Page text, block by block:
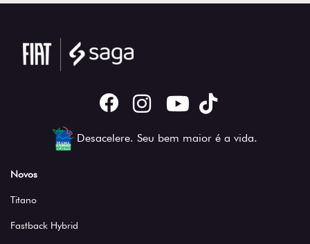
Desacelere. Seu bem maior é a vida.
Novos
Titano
Fastback Hybrid